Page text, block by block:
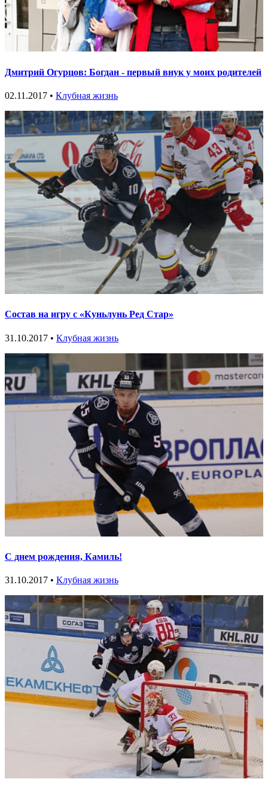
Дмитрий Огурцов: Богдан - первый внук у моих родителей
02.11.2017 • Клубная жизнь
Состав на игру с «Куньлунь Ред Стар»
31.10.2017 • Клубная жизнь
С днем рождения, Камиль!
31.10.2017 • Клубная жизнь